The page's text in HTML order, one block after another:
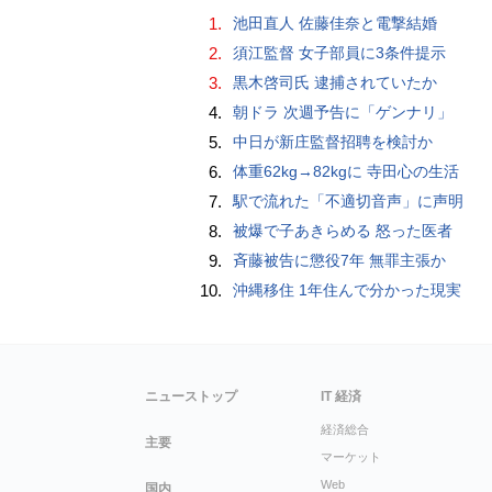
1. 池田直人 佐藤佳奈と電撃結婚
2. 須江監督 女子部員に3条件提示
3. 黒木啓司氏 逮捕されていたか
4. 朝ドラ 次週予告に「ゲンナリ」
5. 中日が新庄監督招聘を検討か
6. 体重62kg→82kgに 寺田心の生活
7. 駅で流れた「不適切音声」に声明
8. 被爆で子あきらめる 怒った医者
9. 斉藤被告に懲役7年 無罪主張か
10. 沖縄移住 1年住んで分かった現実
ニューストップ
主要
国内
IT 経済
経済総合
マーケット
Web